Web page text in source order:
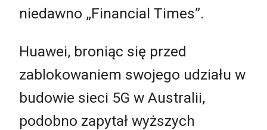
niedawno „Financial Times”.
Huawei, broniąc się przed
zablokowaniem swojego udziału w
budowie sieci 5G w Australii,
podobno zapytał wyższych